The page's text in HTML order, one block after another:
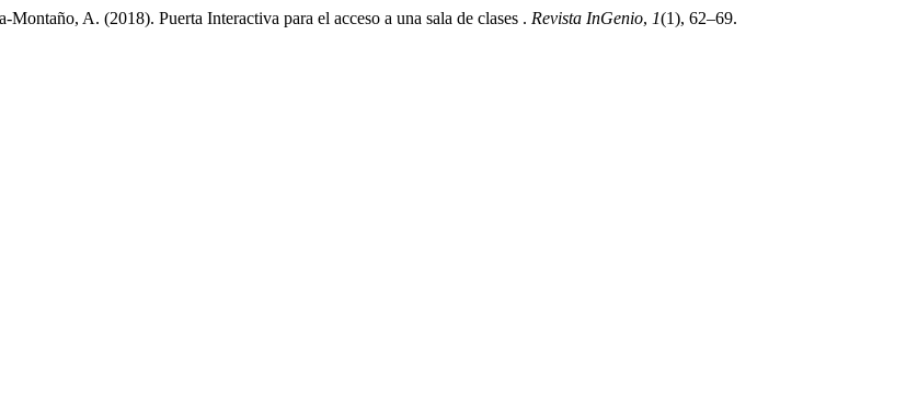
A. (2018). Puerta Interactiva para el acceso a una sala de clases . Revista InGenio, 1(1), 62–69.